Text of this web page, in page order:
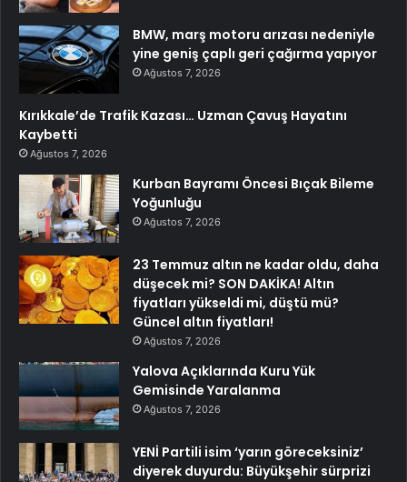
BMW, marş motoru arızası nedeniyle
yine geniş çaplı geri çağırma yapıyor
Ağustos 7, 2026
Kırıkkale’de Trafik Kazası… Uzman Çavuş Hayatını
Kaybetti
Ağustos 7, 2026
Kurban Bayramı Öncesi Bıçak Bileme
Yoğunluğu
Ağustos 7, 2026
23 Temmuz altın ne kadar oldu, daha
düşecek mi? SON DAKİKA! Altın
fiyatları yükseldi mi, düştü mü?
Güncel altın fiyatları!
Ağustos 7, 2026
Yalova Açıklarında Kuru Yük
Gemisinde Yaralanma
Ağustos 7, 2026
YENİ Partili isim ‘yarın göreceksiniz’
diyerek duyurdu: Büyükşehir sürprizi